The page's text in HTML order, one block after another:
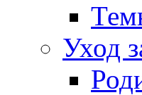
Уход